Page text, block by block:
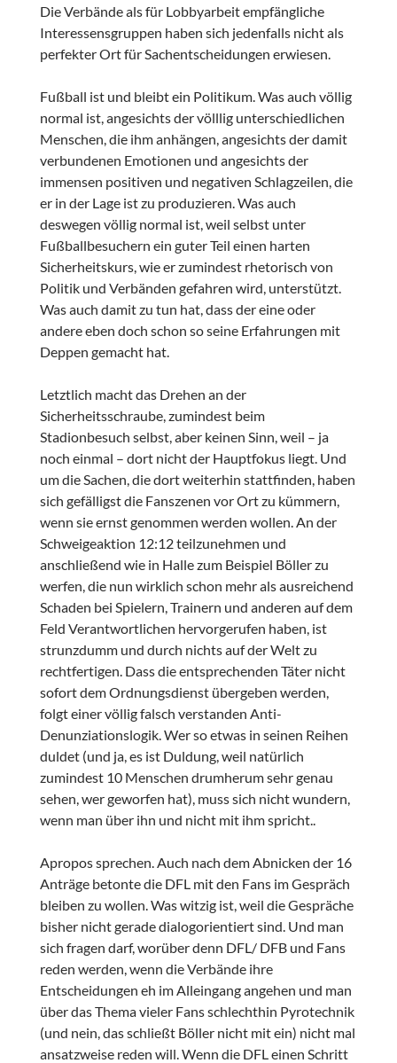
Die Verbände als für Lobbyarbeit empfängliche
Interessensgruppen haben sich jedenfalls nicht als
perfekter Ort für Sachentscheidungen erwiesen.
Fußball ist und bleibt ein Politikum. Was auch völlig
normal ist, angesichts der völllig unterschiedlichen
Menschen, die ihm anhängen, angesichts der damit
verbundenen Emotionen und angesichts der
immensen positiven und negativen Schlagzeilen, die
er in der Lage ist zu produzieren. Was auch
deswegen völlig normal ist, weil selbst unter
Fußballbesuchern ein guter Teil einen harten
Sicherheitskurs, wie er zumindest rhetorisch von
Politik und Verbänden gefahren wird, unterstützt.
Was auch damit zu tun hat, dass der eine oder
andere eben doch schon so seine Erfahrungen mit
Deppen gemacht hat.
Letztlich macht das Drehen an der
Sicherheitsschraube, zumindest beim
Stadionbesuch selbst, aber keinen Sinn, weil – ja
noch einmal – dort nicht der Hauptfokus liegt. Und
um die Sachen, die dort weiterhin stattfinden, haben
sich gefälligst die Fanszenen vor Ort zu kümmern,
wenn sie ernst genommen werden wollen. An der
Schweigeaktion 12:12 teilzunehmen und
anschließend wie in Halle zum Beispiel Böller zu
werfen, die nun wirklich schon mehr als ausreichend
Schaden bei Spielern, Trainern und anderen auf dem
Feld Verantwortlichen hervorgerufen haben, ist
strunzdumm und durch nichts auf der Welt zu
rechtfertigen. Dass die entsprechenden Täter nicht
sofort dem Ordnungsdienst übergeben werden,
folgt einer völlig falsch verstanden Anti-
Denunziationslogik. Wer so etwas in seinen Reihen
duldet (und ja, es ist Duldung, weil natürlich
zumindest 10 Menschen drumherum sehr genau
sehen, wer geworfen hat), muss sich nicht wundern,
wenn man über ihn und nicht mit ihm spricht..
Apropos sprechen. Auch nach dem Abnicken der 16
Anträge betonte die DFL mit den Fans im Gespräch
bleiben zu wollen. Was witzig ist, weil die Gespräche
bisher nicht gerade dialogorientiert sind. Und man
sich fragen darf, worüber denn DFL/ DFB und Fans
reden werden, wenn die Verbände ihre
Entscheidungen eh im Alleingang angehen und man
über das Thema vieler Fans schlechthin Pyrotechnik
(und nein, das schließt Böller nicht mit ein) nicht mal
ansatzweise reden will. Wenn die DFL einen Schritt